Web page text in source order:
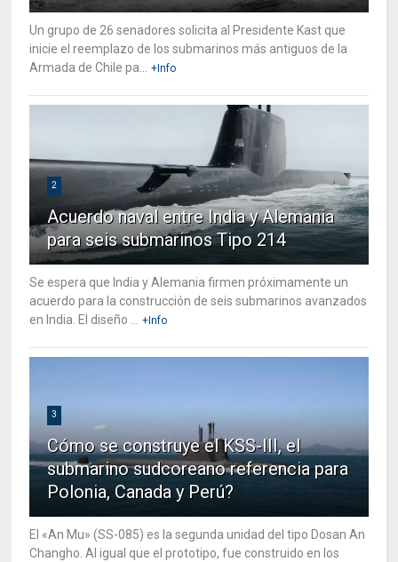
Un grupo de 26 senadores solicita al Presidente Kast que
inicie el reemplazo de los submarinos más antiguos de la
Armada de Chile pa...
+Info
2
Acuerdo naval entre India y Alemania
para seis submarinos Tipo 214
Se espera que India y Alemania firmen próximamente un
acuerdo para la construcción de seis submarinos avanzados
en India. El diseño ...
+Info
3
Cómo se construye el KSS-III, el
submarino sudcoreano referencia para
Polonia, Canada y Perú?
El «An Mu» (SS-085) es la segunda unidad del tipo Dosan An
Changho. Al igual que el prototipo, fue construido en los